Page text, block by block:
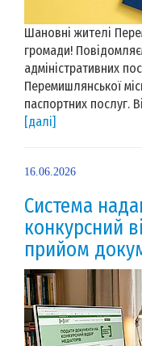
Шановні жителі
громади!
адміністративних
Перемишлянської
паспортних послуг.
[далі]
16.06.2026
Система
конкурсний
прийом